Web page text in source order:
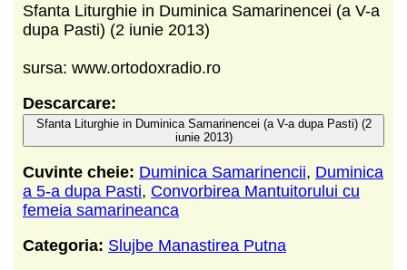
Sfanta Liturghie in Duminica Samarinencei (a V-a
dupa Pasti) (2 iunie 2013)
sursa: www.ortodoxradio.ro
Descarcare:
Sfanta Liturghie in Duminica Samarinencei (a V-a dupa Pasti) (2
iunie 2013)
Cuvinte cheie: Duminica Samarinencii, Duminica
a 5-a dupa Pasti, Convorbirea Mantuitorului cu
femeia samarineanca
Categoria: Slujbe Manastirea Putna